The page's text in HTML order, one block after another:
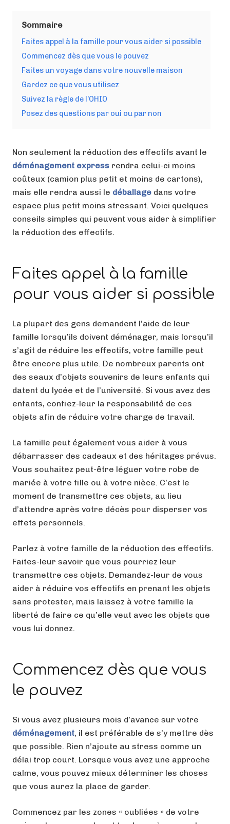
Sommaire
Faites appel à la famille pour vous aider si possible
Commencez dès que vous le pouvez
Faites un voyage dans votre nouvelle maison
Gardez ce que vous utilisez
Suivez la règle de l’OHIO
Posez des questions par oui ou par non
Non seulement la réduction des effectifs avant le
déménagement express rendra celui-ci moins
coûteux (camion plus petit et moins de cartons),
mais elle rendra aussi le déballage dans votre
espace plus petit moins stressant. Voici quelques
conseils simples qui peuvent vous aider à simplifier
la réduction des effectifs.
Faites appel à la famille
pour vous aider si possible
La plupart des gens demandent l’aide de leur
famille lorsqu’ils doivent déménager, mais lorsqu’il
s’agit de réduire les effectifs, votre famille peut
être encore plus utile. De nombreux parents ont
des seaux d’objets souvenirs de leurs enfants qui
datent du lycée et de l’université. Si vous avez des
enfants, confiez-leur la responsabilité de ces
objets afin de réduire votre charge de travail.
La famille peut également vous aider à vous
débarrasser des cadeaux et des héritages prévus.
Vous souhaitez peut-être léguer votre robe de
mariée à votre fille ou à votre nièce. C’est le
moment de transmettre ces objets, au lieu
d’attendre après votre décès pour disperser vos
effets personnels.
Parlez à votre famille de la réduction des effectifs.
Faites-leur savoir que vous pourriez leur
transmettre ces objets. Demandez-leur de vous
aider à réduire vos effectifs en prenant les objets
sans protester, mais laissez à votre famille la
liberté de faire ce qu’elle veut avec les objets que
vous lui donnez.
Commencez dès que vous
le pouvez
Si vous avez plusieurs mois d’avance sur votre
déménagement, il est préférable de s’y mettre dès
que possible. Rien n’ajoute au stress comme un
délai trop court. Lorsque vous avez une approche
calme, vous pouvez mieux déterminer les choses
que vous aurez la place de garder.
Commencez par les zones « oubliées » de votre